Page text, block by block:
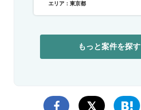
エリア：東京都
もっと案件を探す